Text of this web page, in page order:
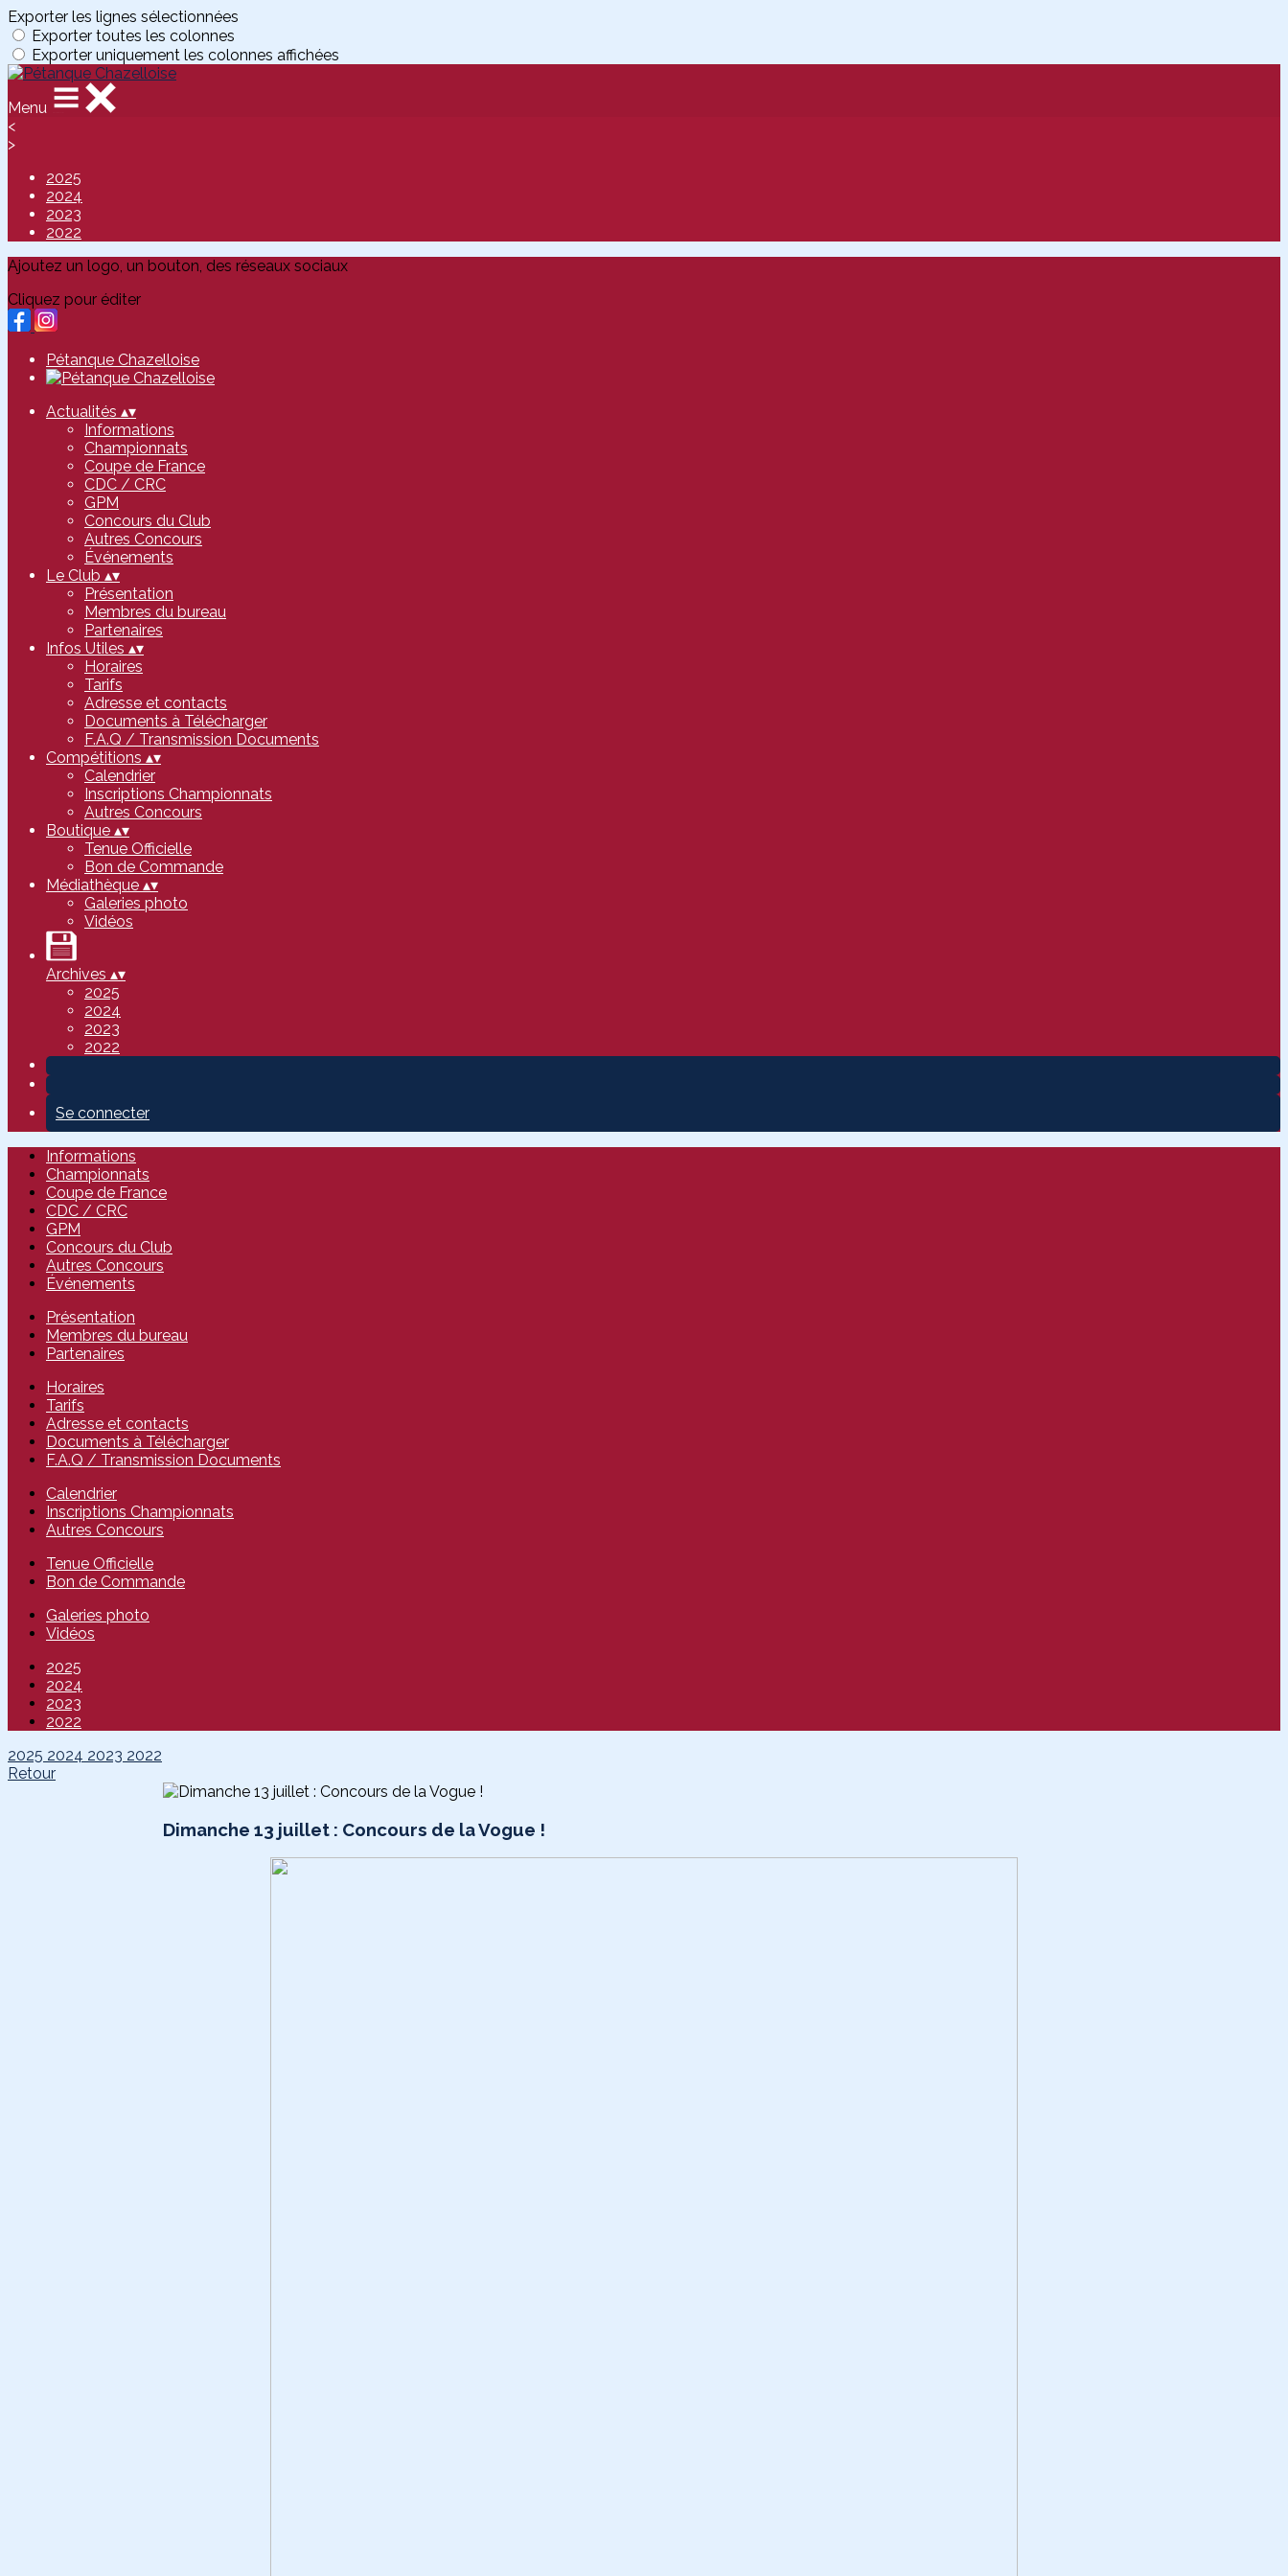
Exporter les lignes sélectionnées
Exporter toutes les colonnes
Exporter uniquement les colonnes affichées
Menu
<
>
2025
2024
2023
2022
Ajoutez un logo, un bouton, des réseaux sociaux
Cliquez pour éditer
Pétanque Chazelloise
Actualités ▴▾
Informations
Championnats
Coupe de France
CDC / CRC
GPM
Concours du Club
Autres Concours
Événements
Le Club ▴▾
Présentation
Membres du bureau
Partenaires
Infos Utiles ▴▾
Horaires
Tarifs
Adresse et contacts
Documents à Télécharger
F.A.Q / Transmission Documents
Compétitions ▴▾
Calendrier
Inscriptions Championnats
Autres Concours
Boutique ▴▾
Tenue Officielle
Bon de Commande
Médiathèque ▴▾
Galeries photo
Vidéos
Archives ▴▾
2025
2024
2023
2022
Se connecter
Informations
Championnats
Coupe de France
CDC / CRC
GPM
Concours du Club
Autres Concours
Événements
Présentation
Membres du bureau
Partenaires
Horaires
Tarifs
Adresse et contacts
Documents à Télécharger
F.A.Q / Transmission Documents
Calendrier
Inscriptions Championnats
Autres Concours
Tenue Officielle
Bon de Commande
Galeries photo
Vidéos
2025
2024
2023
2022
2025 2024 2023 2022
Retour
Dimanche 13 juillet : Concours de la Vogue !